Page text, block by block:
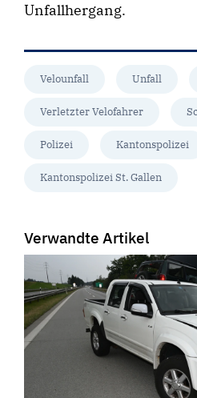
Unfallhergang.
Velounfall Unfall
Verletzter Velofahrer
Polizei Kantonspolizei
Kantonspolizei St. Gallen
Verwandte Artikel